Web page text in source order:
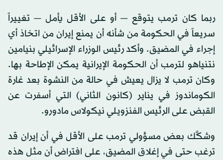
ربما كان ترمب يتوقع — أو على الأقل يأمل — تغييراً
سريعاً في الحكومة من شأنه أن يمنع إيران من اتخاذ أي
إجراء في المضيق. وأكد رئيس الوزراء الإسرائيلي بنيامين
نتنياهو لترمب أن الحكومة الإيرانية يمكن الإطاحة بها.
وكان ترمب لا يزال يعيش في حالة من النشوة بعد غارة
الكوماندوز في يناير (كانون الثاني) التي أسفرت عن
القبض على الرئيس الفنزويلي نيكولاس مادورو.
وشكَّك بعض مسؤولي ترمب على الأقل في أن إيران قد
ترغب حتى في إغلاق المضيق، على افتراض أن مثل هذه